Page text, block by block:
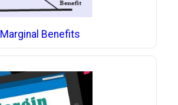
Marginal Benefits